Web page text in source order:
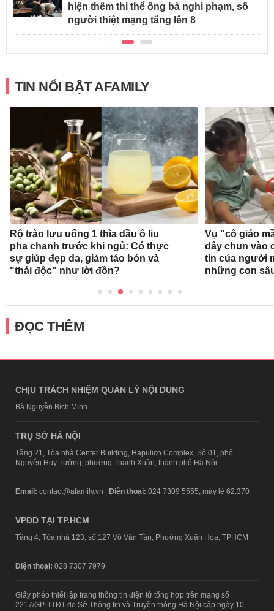
hiện thêm thi thể ông bà nghi phạm, số
người thiệt mạng tăng lên 8
TIN NỔI BẬT AFAMILY
Rộ trào lưu uống 1 thìa dầu ô liu
pha chanh trước khi ngủ: Có thực
sự giúp đẹp da, giảm táo bón và
"thải độc" như lời đồn?
Vụ "cô giáo
dây chun vào
tin của người
những con
ĐỌC THÊM
CHỊU TRÁCH NHIỆM QUẢN LÝ NỘI DUNG
Bà Nguyễn Bích Minh
TRỤ SỞ HÀ NỘI
Tầng 21, Tòa nhà Center Building, Hapulico Complex, Số 01, phố
Nguyễn Huy Tưởng, phường Thanh Xuân, thành phố Hà Nội
Email: contact@afamily.vn | Điện thoại: 024 7309 5555, máy lẻ 62.370
VPĐD TẠI TP.HCM
Tầng 4, Tòa nhà 123, số 127 Võ Văn Tần, Phường Xuân Hòa, TPHCM
Điện thoại: 028 7307 7979
Giấy phép thiết lập trang thông tin điện tử tổng hợp trên mạng số
2217/GP-TTĐT do Sở Thông tin và Truyền thông Hà Nội cấp ngày 10